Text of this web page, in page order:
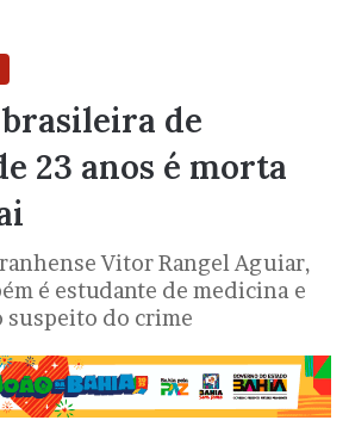
de
23 anos é morta
Vitor Rangel Aguiar,
é estudante de medicina e
suspeito do crime